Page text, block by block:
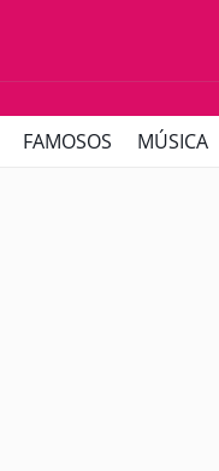
FAMOSOS MÚSICA